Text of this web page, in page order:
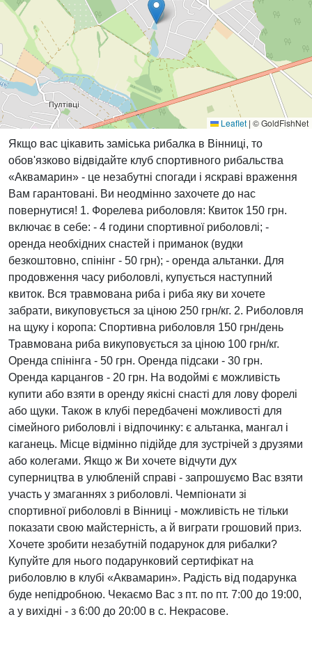
Leaflet | © GoldFishNet
Якщо вас цікавить заміська рибалка в Вінниці, то
обов'язково відвідайте клуб спортивного рибальства
«Аквамарин» - це незабутні спогади і яскраві враження
Вам гарантовані. Ви неодмінно захочете до нас
повернутися! 1. Форелева риболовля: Квиток 150 грн.
включає в себе: - 4 години спортивної риболовлі; -
оренда необхідних снастей і приманок (вудки
безкоштовно, спінінг - 50 грн); - оренда альтанки. Для
продовження часу риболовлі, купується наступний
квиток. Вся травмована риба і риба яку ви хочете
забрати, викуповується за ціною 250 грн/кг. 2. Риболовля
на щуку і коропа: Спортивна риболовля 150 грн/день
Травмована риба викуповується за ціною 100 грн/кг.
Оренда спінінга - 50 грн. Оренда підсаки - 30 грн.
Оренда карцангов - 20 грн. На водоймі є можливість
купити або взяти в оренду якісні снасті для лову форелі
або щуки. Також в клубі передбачені можливості для
сімейного риболовлі і відпочинку: є альтанка, мангал і
каганець. Місце відмінно підійде для зустрічей з друзями
або колегами. Якщо ж Ви хочете відчути дух
суперництва в улюбленій справі - запрошуємо Вас взяти
участь у змаганнях з риболовлі. Чемпіонати зі
спортивної риболовлі в Вінниці - можливість не тільки
показати свою майстерність, а й виграти грошовий приз.
Хочете зробити незабутній подарунок для рибалки?
Купуйте для нього подарунковий сертифікат на
риболовлю в клубі «Аквамарин». Радість від подарунка
буде непідробною. Чекаємо Вас з пт. по пт. 7:00 до 19:00,
а у вихідні - з 6:00 до 20:00 в с. Некрасове.